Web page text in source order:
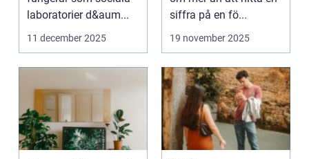
laboratorier d&aum...
11 december 2025
siffra på en fö...
19 november 2025